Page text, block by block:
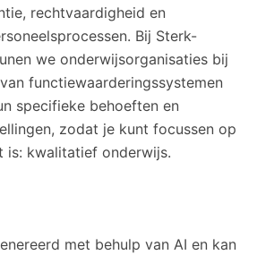
rechtvaardigheid en
Bij Sterk-
we onderwijsorganisaties bij
functiewaarderingssystemen
specifieke behoeften en
zodat je kunt focussen op
is: kwalitatief onderwijs.
met behulp van AI en kan